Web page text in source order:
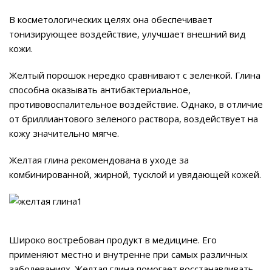
В косметологических целях она обеспечивает
тонизирующее воздействие, улучшает внешний вид
кожи.
Желтый порошок нередко сравнивают с зеленкой. Глина
способна оказывать антибактериальное,
противовоспалительное воздействие. Однако, в отличие
от бриллиантового зеленого раствора, воздействует на
кожу значительно мягче.
Желтая глина рекомендована в уходе за
комбинированной, жирной, тусклой и увядающей кожей.
Широко востребован продукт в медицине. Его
применяют местно и внутренне при самых различных